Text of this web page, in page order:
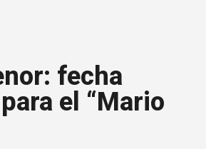
fecha
el “Mario